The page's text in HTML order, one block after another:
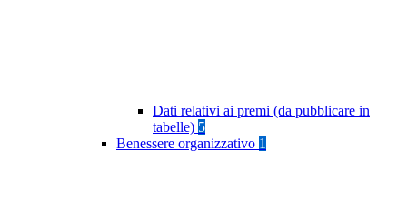
Dati relativi ai premi (da pubblicare in
tabelle) 5
Benessere organizzativo 1